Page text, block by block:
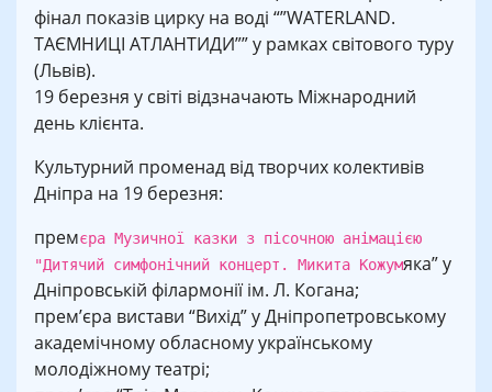
фінал показів цирку на воді “”WATERLAND.
ТАЄМНИЦІ АТЛАНТИДИ”” у рамках світового туру
(Львів).
19 березня у світі відзначають Міжнародний
день клієнта.
Культурний променад від творчих колективів
Дніпра на 19 березня:
премєра Музичної казки з пісочною анімацією
"Дитячий симфонічний концерт. Микита Кожумяка” у
Дніпровській філармонії ім. Л. Когана;
прем’єра вистави “Вихід” у Дніпропетровському
академічному обласному українському
молодіжному театрі;